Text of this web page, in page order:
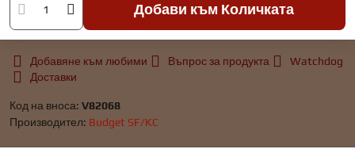
Добави към Количката
Добавяне към любими Въпрос за продукта
Watchdog
Доставки
Код на вноса: V82068
Производител: Budget SF/KC